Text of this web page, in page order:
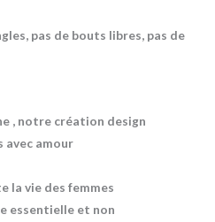
pas de bouts libres, pas de
, notre création design
avec amour
la vie des femmes
essentielle et non